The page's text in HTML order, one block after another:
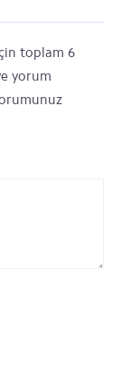
toplam 6
yorum